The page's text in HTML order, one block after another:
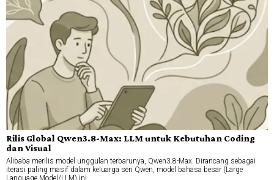
Rilis Global Qwen3.8-Max: LLM untuk Kebutuhan Coding
dan Visual
Alibaba merilis model unggulan terbarunya, Qwen3.8-Max. Dirancang sebagai
iterasi paling masif dalam keluarga seri Qwen, model bahasa besar (Large